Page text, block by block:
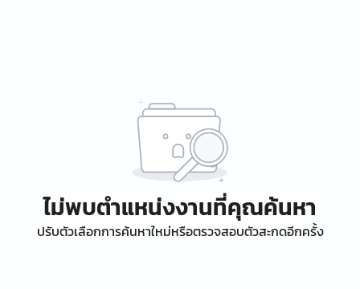
ไม่พบตำแหน่งงานที่คุณค้นหา
ปรับตัวเลือกการค้นหาใหม่หรือตรวจสอบตัวสะกดอีกครั้ง